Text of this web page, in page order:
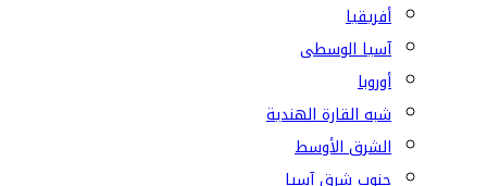
أفريقيا
آسيا الوسطى
أوروبا
شبه القارة الهندية
الشرق الأوسط
جنوب شرق آسيا